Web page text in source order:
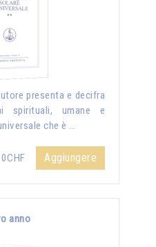
presenta e decifra
spirituali, umane e
che è …
Aggiungere
anno